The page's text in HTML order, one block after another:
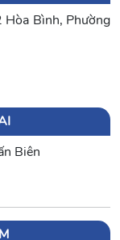
Hòa Bình, Phường
Biên